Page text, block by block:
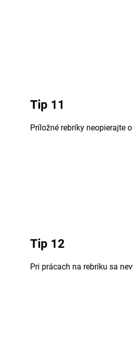
Tip 11
Príložné rebríky neopierajte
Tip 12
Pri prácach na rebríku sa